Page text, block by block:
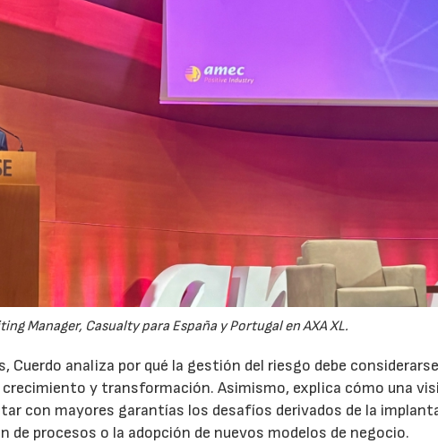
Manager, Casualty para España y Portugal en AXA XL.
analiza por qué la gestión del riesgo debe
y transformación. Asimismo, explica cómo una
con mayores garantías los desafíos derivados de la
procesos o la adopción de nuevos modelos de negocio.